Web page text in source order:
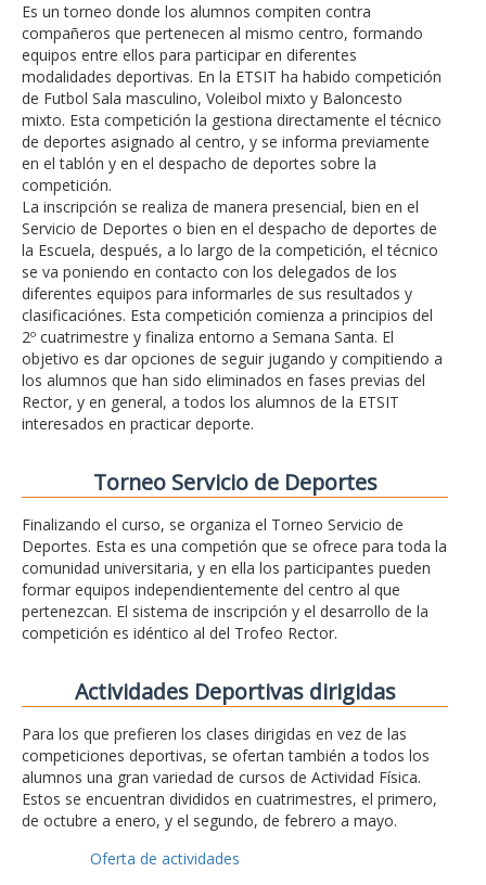
Es un torneo donde los alumnos compiten contra
compañeros que pertenecen al mismo centro, formando
equipos entre ellos para participar en diferentes
modalidades deportivas. En la ETSIT ha habido competición
de Futbol Sala masculino, Voleibol mixto y Baloncesto
mixto. Esta competición la gestiona directamente el técnico
de deportes asignado al centro, y se informa previamente
en el tablón y en el despacho de deportes sobre la
competición.
La inscripción se realiza de manera presencial, bien en el
Servicio de Deportes o bien en el despacho de deportes de
la Escuela, después, a lo largo de la competición, el técnico
se va poniendo en contacto con los delegados de los
diferentes equipos para informarles de sus resultados y
clasificaciónes. Esta competición comienza a principios del
2º cuatrimestre y finaliza entorno a Semana Santa. El
objetivo es dar opciones de seguir jugando y compitiendo a
los alumnos que han sido eliminados en fases previas del
Rector, y en general, a todos los alumnos de la ETSIT
interesados en practicar deporte.
Torneo Servicio de Deportes
Finalizando el curso, se organiza el Torneo Servicio de
Deportes. Esta es una competión que se ofrece para toda la
comunidad universitaria, y en ella los participantes pueden
formar equipos independientemente del centro al que
pertenezcan. El sistema de inscripción y el desarrollo de la
competición es idéntico al del Trofeo Rector.
Actividades Deportivas dirigidas
Para los que prefieren los clases dirigidas en vez de las
competiciones deportivas, se ofertan también a todos los
alumnos una gran variedad de cursos de Actividad Física.
Estos se encuentran divididos en cuatrimestres, el primero,
de octubre a enero, y el segundo, de febrero a mayo.
Oferta de actividades